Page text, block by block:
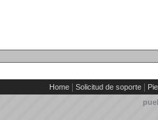
Home Solicitud de soporte